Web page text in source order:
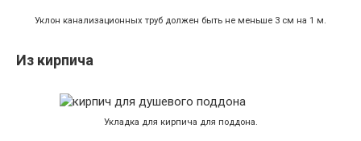
Уклон канализационных труб должен быть не меньше 3 см на 1 м.
Из кирпича
Укладка для кирпича для поддона.